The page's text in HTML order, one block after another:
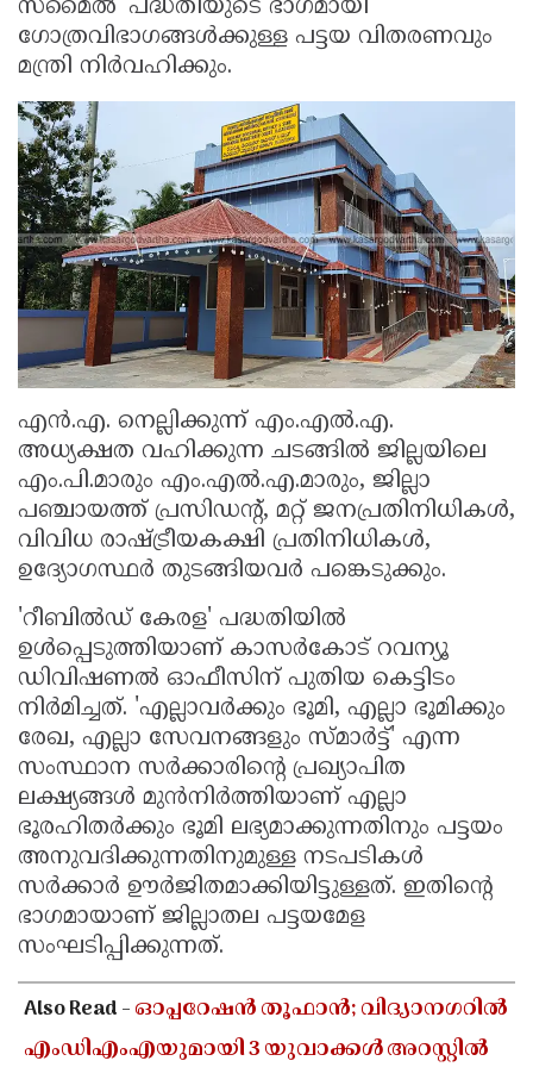
സ്മൈൽ' പദ്ധതിയുടെ ഭാഗമായി
ഗോത്രവിഭാഗങ്ങൾക്കുള്ള പട്ടയ വിതരണവും
മന്ത്രി നിർവഹിക്കും.
എൻ.എ. നെല്ലിക്കുന്ന് എം.എൽ.എ.
അധ്യക്ഷത വഹിക്കുന്ന ചടങ്ങിൽ ജില്ലയിലെ
എം.പി.മാരും എം.എൽ.എ.മാരും, ജില്ലാ
പഞ്ചായത്ത് പ്രസിഡന്റ്, മറ്റ് ജനപ്രതിനിധികൾ,
വിവിധ രാഷ്ട്രീയകക്ഷി പ്രതിനിധികൾ,
ഉദ്യോഗസ്ഥർ തുടങ്ങിയവർ പങ്കെടുക്കും.
'റീബിൽഡ് കേരള' പദ്ധതിയിൽ
ഉൾപ്പെടുത്തിയാണ് കാസർകോട് റവന്യൂ
ഡിവിഷണൽ ഓഫീസിന് പുതിയ കെട്ടിടം
നിർമിച്ചത്. 'എല്ലാവർക്കും ഭൂമി, എല്ലാ ഭൂമിക്കും
രേഖ, എല്ലാ സേവനങ്ങളും സ്മാർട്ട്' എന്ന
സംസ്ഥാന സർക്കാരിന്റെ പ്രഖ്യാപിത
ലക്ഷ്യങ്ങൾ മുൻനിർത്തിയാണ് എല്ലാ
ഭൂരഹിതർക്കും ഭൂമി ലഭ്യമാക്കുന്നതിനും പട്ടയം
അനുവദിക്കുന്നതിനുമുള്ള നടപടികൾ
സർക്കാർ ഊർജിതമാക്കിയിട്ടുള്ളത്. ഇതിന്റെ
ഭാഗമായാണ് ജില്ലാതല പട്ടയമേള
സംഘടിപ്പിക്കുന്നത്.
Also Read -ഓപ്പറേഷൻ തൂഫാൻ; വിദ്യാനഗറിൽ
എംഡിഎംഎയുമായി 3 യുവാക്കൾ അറസ്റ്റിൽ